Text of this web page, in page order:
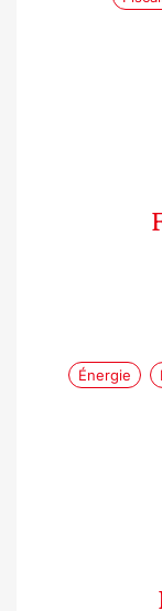
Énergie